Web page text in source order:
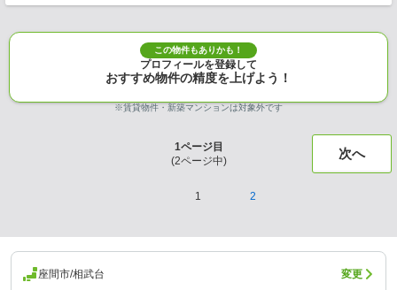
この物件もありかも！
プロフィールを登録して
おすすめ物件の精度を上げよう！
※賃貸物件・新築マンションは対象外です
1ページ目
(2ページ中) 次へ
1 2
座間市/相武台 変更